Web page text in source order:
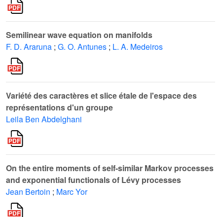
Semilinear wave equation on manifolds
F. D. Araruna ; G. O. Antunes ; L. A. Medeiros
Variété des caractères et slice étale de l'espace des
représentations d'un groupe
Leila Ben Abdelghani
On the entire moments of self-similar Markov processes
and exponential functionals of Lévy processes
Jean Bertoin ; Marc Yor